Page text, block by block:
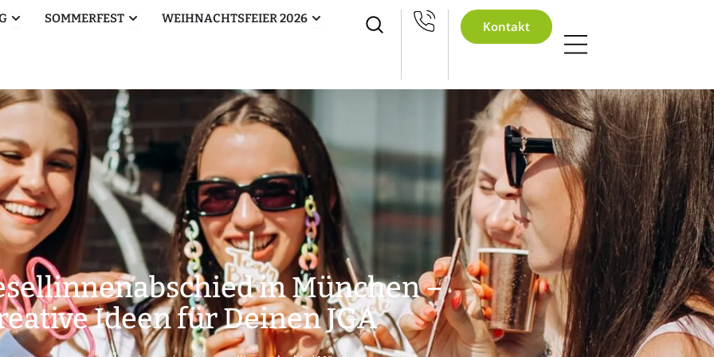
Öffne Betriebsausflug
SOMMERFEST Öffne Sommerfest
WEIHNACHTSFEIER 2026 Öffne Weihnachtsfeier 2026
Kontakt
in München –
Ideen für Deinen JGA